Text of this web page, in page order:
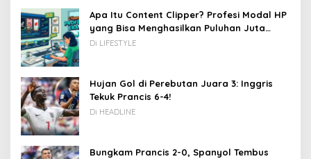
Apa Itu Content Clipper? Profesi Modal HP
yang Bisa Menghasilkan Puluhan Juta
Rupiah
Di LIFESTYLE
Hujan Gol di Perebutan Juara 3: Inggris
Tekuk Prancis 6-4!
Di HEADLINE
Bungkam Prancis 2-0, Spanyol Tembus